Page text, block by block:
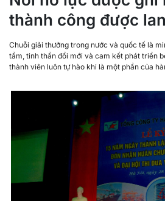
thành công được
Chuỗi giải thưởng trong nước và quốc tế là
tầm, tinh thần đổi mới và cam kết phát triển
thành viên luôn tự hào khi là một phần của